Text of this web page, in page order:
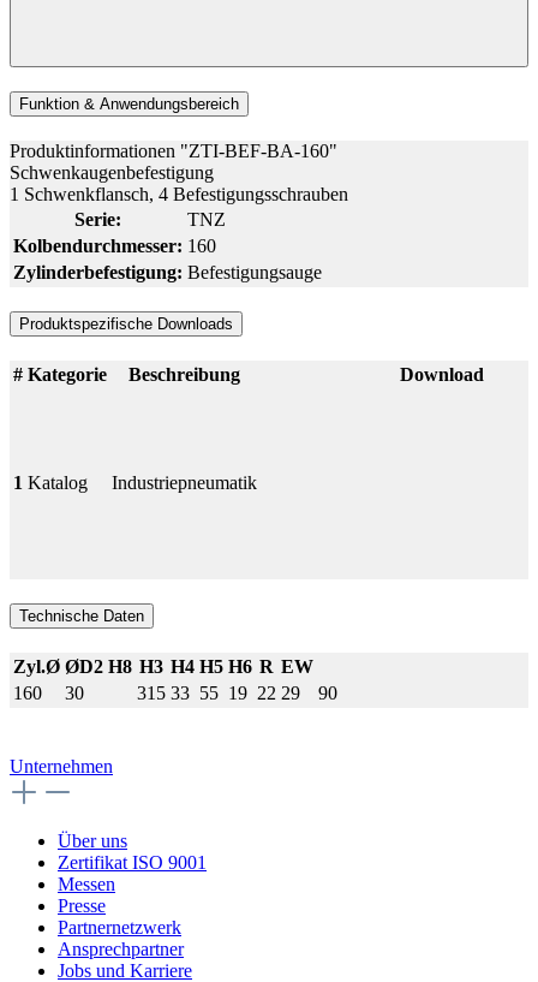
Funktion & Anwendungsbereich
Produktinformationen "ZTI-BEF-BA-160"
Schwenkaugenbefestigung
1 Schwenkflansch, 4 Befestigungsschrauben
Serie:
TNZ
Kolbendurchmesser: 160
Zylinderbefestigung: Befestigungsauge
Produktspezifische Downloads
# Kategorie Beschreibung Download
1 Katalog Industriepneumatik
Technische Daten
Zyl.Ø ØD2 H8 H3 H4 H5 H6 R EW
160
30 315 33 55 19 22 29 90
Unternehmen
Über uns
Zertifikat ISO 9001
Messen
Presse
Partnernetzwerk
Ansprechpartner
Jobs und Karriere